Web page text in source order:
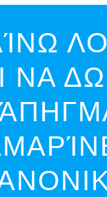
ΝΑ